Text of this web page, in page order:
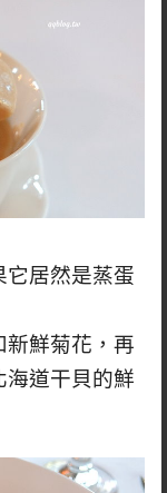
它居然是蒸蛋
新鮮菊花，再
海道干貝的鮮